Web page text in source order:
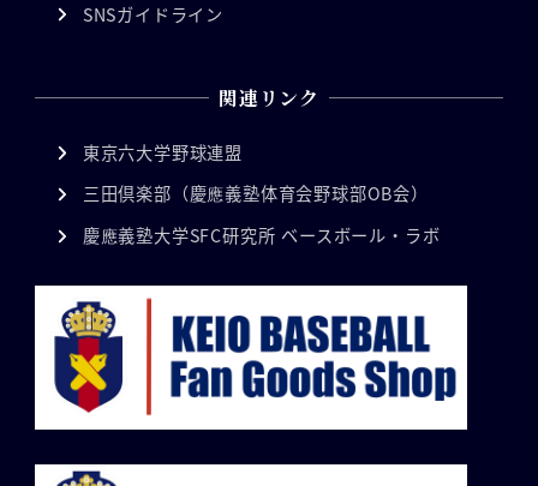
SNSガイドライン
関連リンク
東京六大学野球連盟
三田倶楽部（慶應義塾体育会野球部OB会）
慶應義塾大学SFC研究所 ベースボール・ラボ